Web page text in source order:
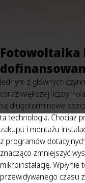
Fotowoltaika
Jednym z głównych
coraz większej liczby
są długoterminowe
ta technologia. Chociaż
zakupu i montażu
z programów
znacząco zmniejszyć
mikroinstalację.
przewidywanego czasu